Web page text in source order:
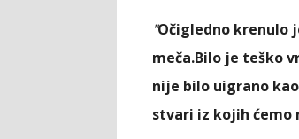
"Očigledno krenulo
meča.Bilo je teško
nije bilo uigrano
stvari iz kojih ćemo